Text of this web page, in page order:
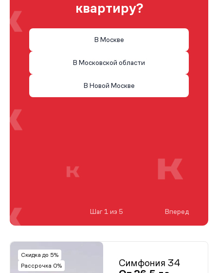
Скидка до 5%
Рассрочка 0%
Симфония 34
квартиру?
В Москве
В Московской области
В Новой Москве
Шаг 1 из 5 Вперед